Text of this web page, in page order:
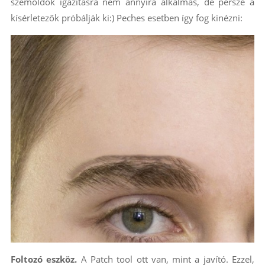
kísérletezők próbálják ki:) Peches esetben így fog kinézni:
Foltozó eszköz. A Patch tool ott van, mint a javító. Ezzel,